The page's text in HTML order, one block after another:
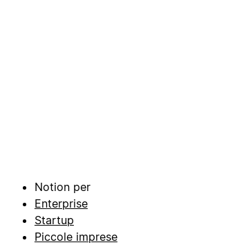
Notion per
Enterprise
Startup
Piccole imprese